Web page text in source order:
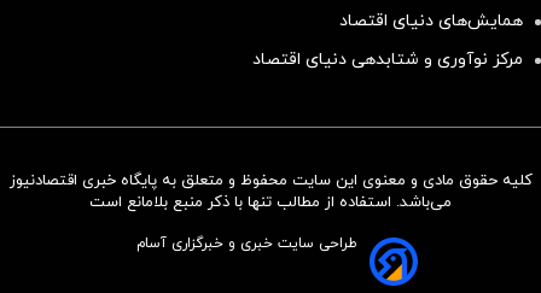
سرمایه‌گذاری همسنگ با شاخص
همایش‌های دنیای اقتصاد
مرکز نوآوری و شتابدهی دنیای اقتصاد
کلیه حقوق مادی و معنوی این سایت محفوظ و متعلق به پایگاه خبری اقتصادنیوز
می‌باشد. استفاده از مطالب تنها با ذکر منبع بلامانع است
طراحی سایت خبری و خبرگزاری آسام